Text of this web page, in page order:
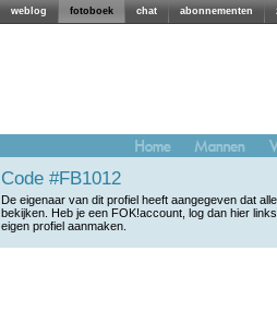
weblog fotoboek chat abonnementen
Code #FB1012
De eigenaar van dit profiel heeft aangegeven dat
bekijken. Heb je een FOK!account, log dan hier
eigen profiel aanmaken.